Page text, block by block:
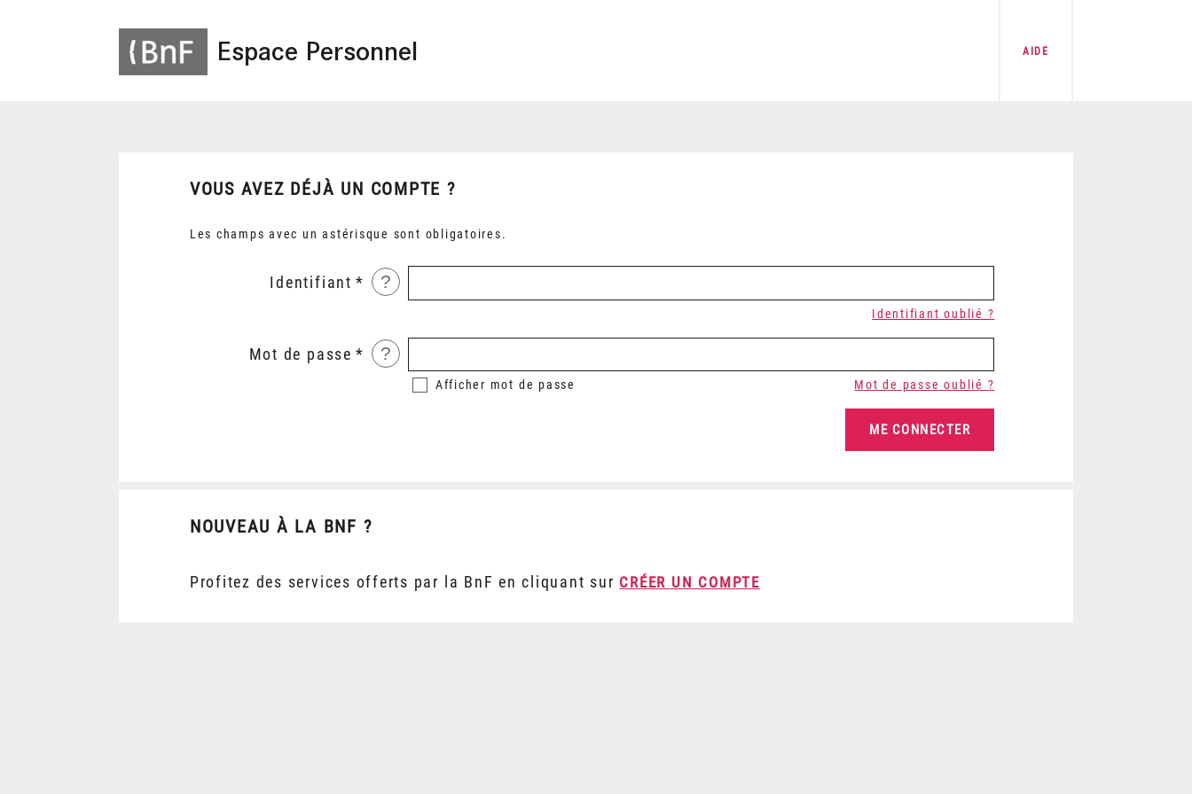
Espace Personnel AIDE
VOUS AVEZ DÉJÀ UN COMPTE ?
Les champs avec un astérisque sont obligatoires.
Identifiant ?
Identifiant oublié ?
Mot de passe ?
Afficher mot de passe Mot de passe oublié ?
NOUVEAU À LA BNF ?
Profitez des services offerts par la BnF en cliquant sur CRÉER UN COMPTE